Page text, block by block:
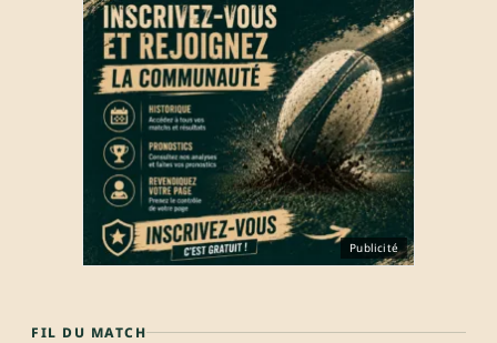
Publicité
FIL DU MATCH